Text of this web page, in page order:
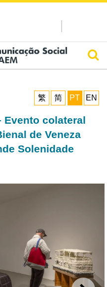
繁
简 PT EN
Evento colateral
de Veneza
Solenidade